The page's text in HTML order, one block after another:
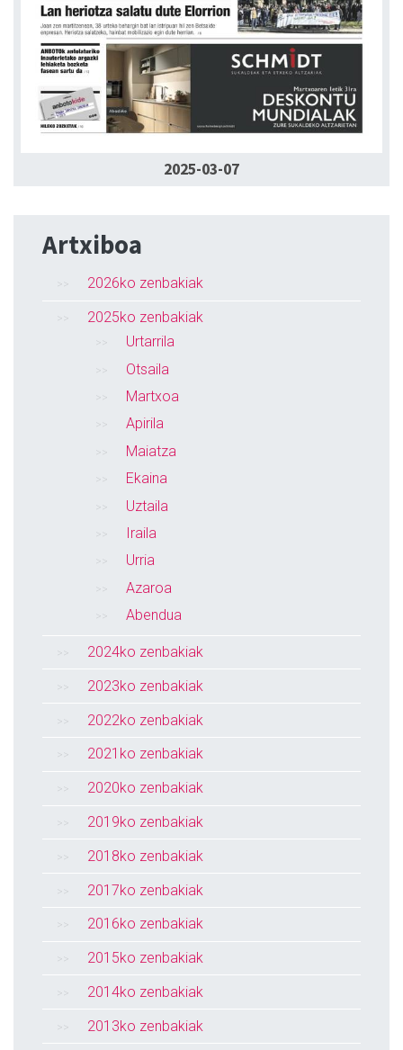
2025-03-07
Artxiboa
2026ko zenbakiak
2025ko zenbakiak
Urtarrila
Otsaila
Martxoa
Apirila
Maiatza
Ekaina
Uztaila
Iraila
Urria
Azaroa
Abendua
2024ko zenbakiak
2023ko zenbakiak
2022ko zenbakiak
2021ko zenbakiak
2020ko zenbakiak
2019ko zenbakiak
2018ko zenbakiak
2017ko zenbakiak
2016ko zenbakiak
2015ko zenbakiak
2014ko zenbakiak
2013ko zenbakiak